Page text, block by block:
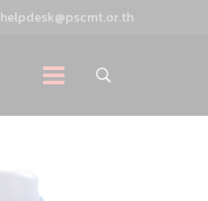
helpdesk@pscmt.or.th